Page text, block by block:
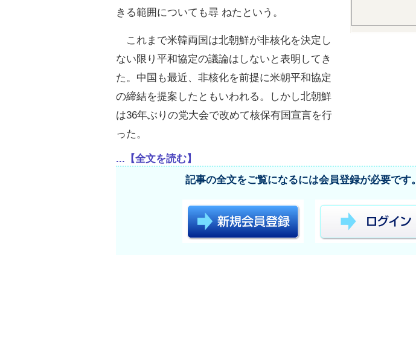
きる範囲についても尋 ねたという。
これまで米韓両国は北朝鮮が非核化を決定し
ない限り平和協定の議論はしないと表明してき
た。中国も最近、非核化を前提に米朝平和協定
の締結を提案したともいわれる。しかし北朝鮮
は36年ぶりの党大会で改めて核保有国宣言を行
った。
...【全文を読む】
記事の全文をご覧になるには会員登録が必要です。